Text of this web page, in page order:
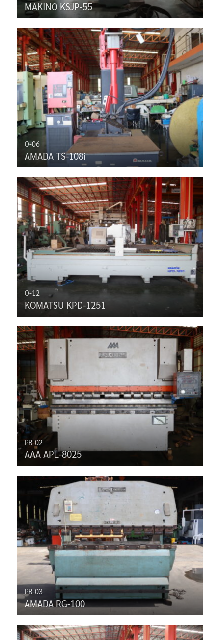
MAKINO KSJP-55
O-06
AMADA TS-108i
O-12
KOMATSU KPD-1251
PB-02
AAA APL-8025
PB-03
AMADA RG-100